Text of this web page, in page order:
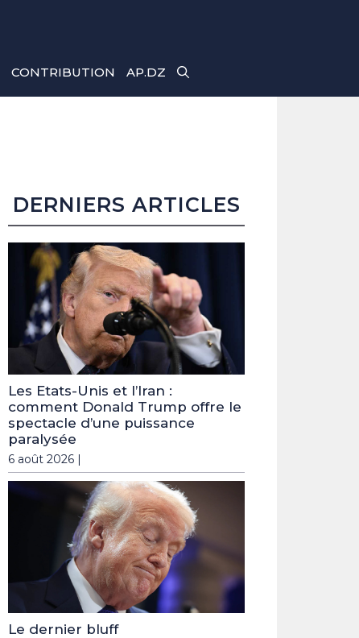
CONTRIBUTION AP.DZ
DERNIERS ARTICLES
Les Etats-Unis et l’Iran :
comment Donald Trump offre le
spectacle d’une puissance
paralysée
6 août 2026 |
Le dernier bluff